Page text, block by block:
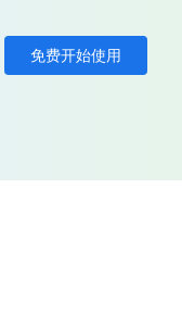
免费开始使用